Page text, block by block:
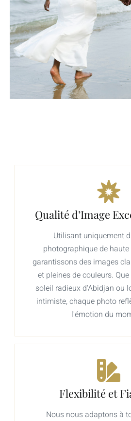
Qualité d’Image
Utilisant uniquement
photographique de
garantissons des images
et pleines de couleurs.
soleil radieux d'Abidjan ou
intimiste, chaque photo
l'émotion du
Flexibilité et
Nous nous adaptons à